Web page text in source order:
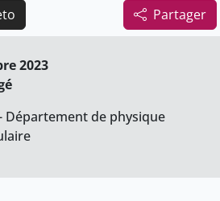
Partager
2023
Département de physique